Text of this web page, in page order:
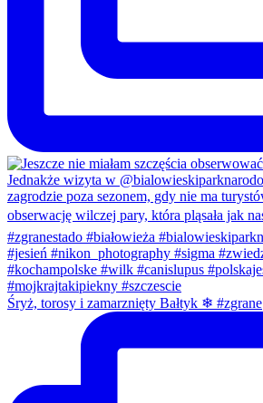
Śryż, torosy i zamarznięty Bałtyk ❄ #zgrane